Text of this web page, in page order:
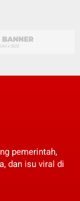
pemerintah,
dan isu viral di